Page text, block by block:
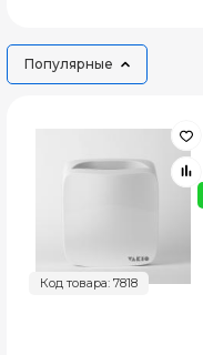
Популярные
Код товара: 7818